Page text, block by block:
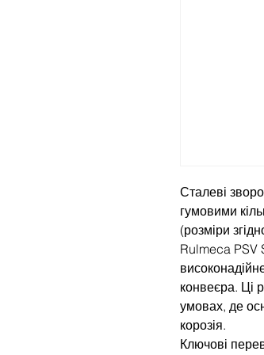
Сталеві
гумовими
(розміри
Rulmeca
конвеєра. Ці
умовах, де
корозія.
Ключові